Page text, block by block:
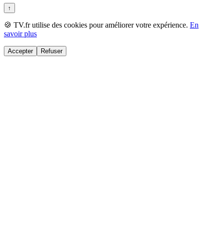
↑
🍪 TV.fr utilise des cookies pour améliorer votre expérience. En
savoir plus
Accepter Refuser